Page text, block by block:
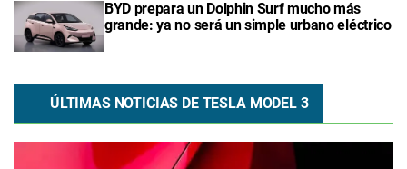
BYD prepara un Dolphin Surf mucho más
grande: ya no será un simple urbano eléctrico
ÚLTIMAS NOTICIAS DE TESLA MODEL 3